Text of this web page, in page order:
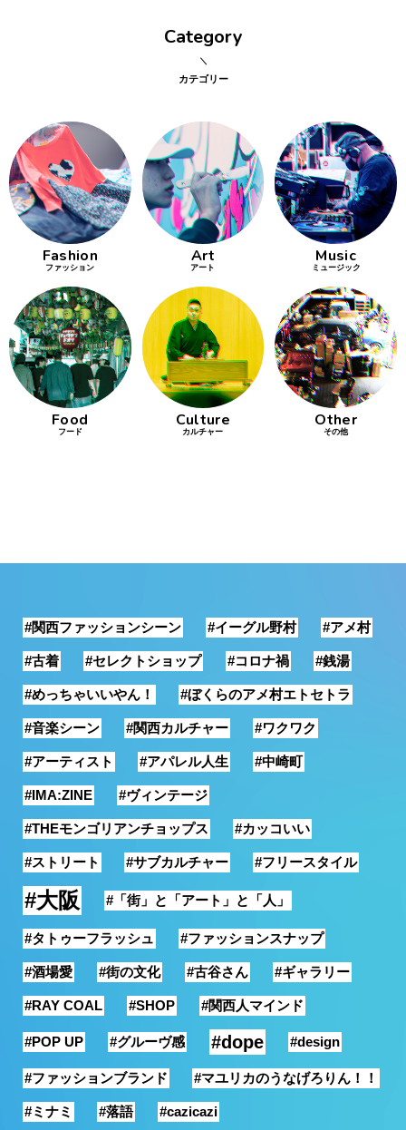
阪
の文
化
とは応援
立ったら
行動
するよう
ザインを
バファ
ズのキ
ャップ
銭湯
Category
カテゴリー
Fashion
ファッション
Art
アート
Music
ミュージック
Food
フード
Culture
カルチャー
Other
その他
#関西ファッションシーン #イーグル野村 #アメ村
#古着 #セレクトショップ #コロナ禍 #銭湯
#めっちゃいいやん！ #ぼくらのアメ村エトセトラ
#音楽シーン #関西カルチャー #ワクワク
#アーティスト #アパレル人生 #中崎町
#IMA:ZINE #ヴィンテージ
#THEモンゴリアンチョップス #カッコいい
#ストリート #サブカルチャー #フリースタイル
#大阪 #「街」と「アート」と「人」
#タトゥーフラッシュ #ファッションスナップ
#酒場愛 #街の文化 #古谷さん #ギャラリー
#RAY COAL #SHOP #関西人マインド
#POP UP #グルーヴ感 #dope #design
#ファッションブランド #マユリカのうなげろりん！！
#ミナミ #落語 #cazicazi